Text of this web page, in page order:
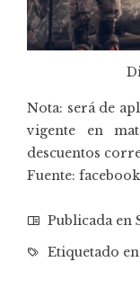
Nota: será de
vigente en
descuentos
Fuente:
Publicada en
Etiquetado en